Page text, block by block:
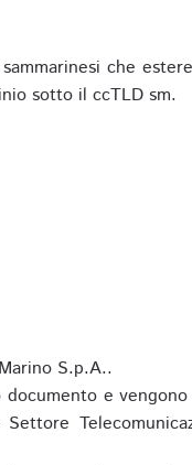
che
sotto il ccTLD sm.
S.p.A..
e